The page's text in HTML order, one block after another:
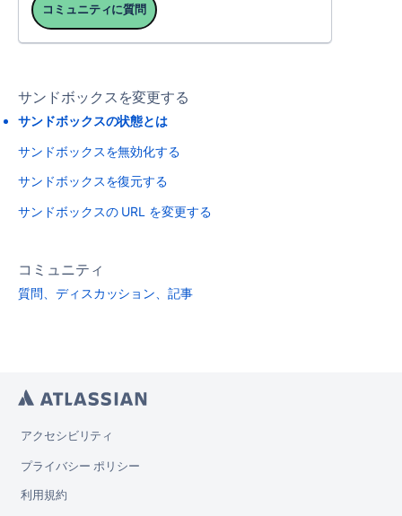
コミュニティに質問
サンドボックスを変更する
サンドボックスの状態とは
サンドボックスを無効化する
サンドボックスを復元する
サンドボックスの URL を変更する
コミュニティ
質問、ディスカッション、記事
アクセシビリティ
プライバシー ポリシー
利用規約